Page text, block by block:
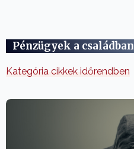
Pénzügyek a családban
Kategória cikkek időrendben